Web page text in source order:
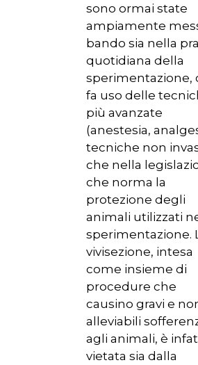
sono ormai state
ampiamente
bando sia nella
quotidiana della
sperimentazione,
fa uso delle
più avanzate
(anestesia,
tecniche non
che nella
che norma la
protezione degli
animali utilizzati
sperimentazione.
vivisezione, intesa
come insieme di
procedure che
causino gravi e
alleviabili
agli animali, è
vietata sia dalla